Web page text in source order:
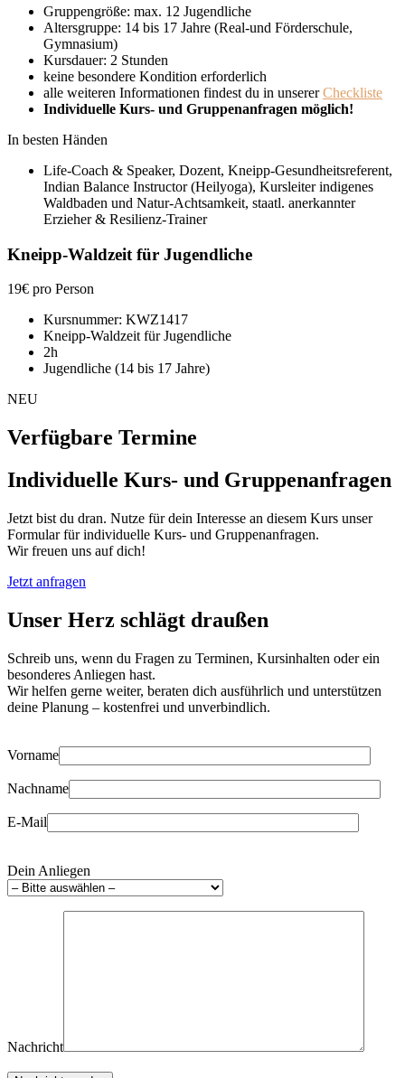
Gruppengröße: max. 12 Jugendliche
Altersgruppe: 14 bis 17 Jahre (Real-und Förderschule,
Gymnasium)
Kursdauer: 2 Stunden
keine besondere Kondition erforderlich
alle weiteren Informationen findest du in unsererCheckliste
Individuelle Kurs- und Gruppenanfragen möglich!
In besten Händen
Life-Coach & Speaker, Dozent, Kneipp-Gesundheitsreferent,
Indian Balance Instructor (Heilyoga), Kursleiter indigenes
Waldbaden und Natur-Achtsamkeit, staatl. anerkannter
Erzieher & Resilienz-Trainer
Kneipp-Waldzeit für Jugendliche
19€ pro Person
Kursnummer: KWZ1417
Kneipp-Waldzeit für Jugendliche
2h
Jugendliche (14 bis 17 Jahre)
NEU
Verfügbare Termine
Individuelle Kurs- und Gruppenanfragen
Jetzt bist du dran. Nutze für dein Interesse an diesem Kurs unser
Formular für individuelle Kurs- und Gruppenanfragen.
Wir freuen uns auf dich!
Jetzt anfragen
Unser Herz schlägt draußen
Schreib uns, wenn du Fragen zu Terminen, Kursinhalten oder ein
besonderes Anliegen hast.
Wir helfen gerne weiter, beraten dich ausführlich und unterstützen
deine Planung – kostenfrei und unverbindlich.
Vorname
Nachname
E-Mail
Dein Anliegen
Nachricht